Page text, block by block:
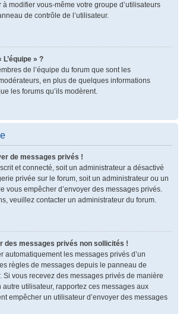
modifier vous-même votre groupe d’utilisateurs
de contrôle de l’utilisateur.
L’équipe » ?
de l’équipe du forum que sont les
en plus de quelques informations
les forums qu’ils modèrent.
de messages privés !
et connecté, soit un administrateur a désactivé
privée sur le forum, soit un administrateur ou un
vous empêcher d’envoyer des messages privés.
veuillez contacter un administrateur du forum.
des messages privés non sollicités !
automatiquement les messages privés d’un
règles de messages depuis le panneau de
Si vous recevez des messages privés de manière
autre utilisateur, rapportez ces messages aux
empêcher un utilisateur d’envoyer des messages